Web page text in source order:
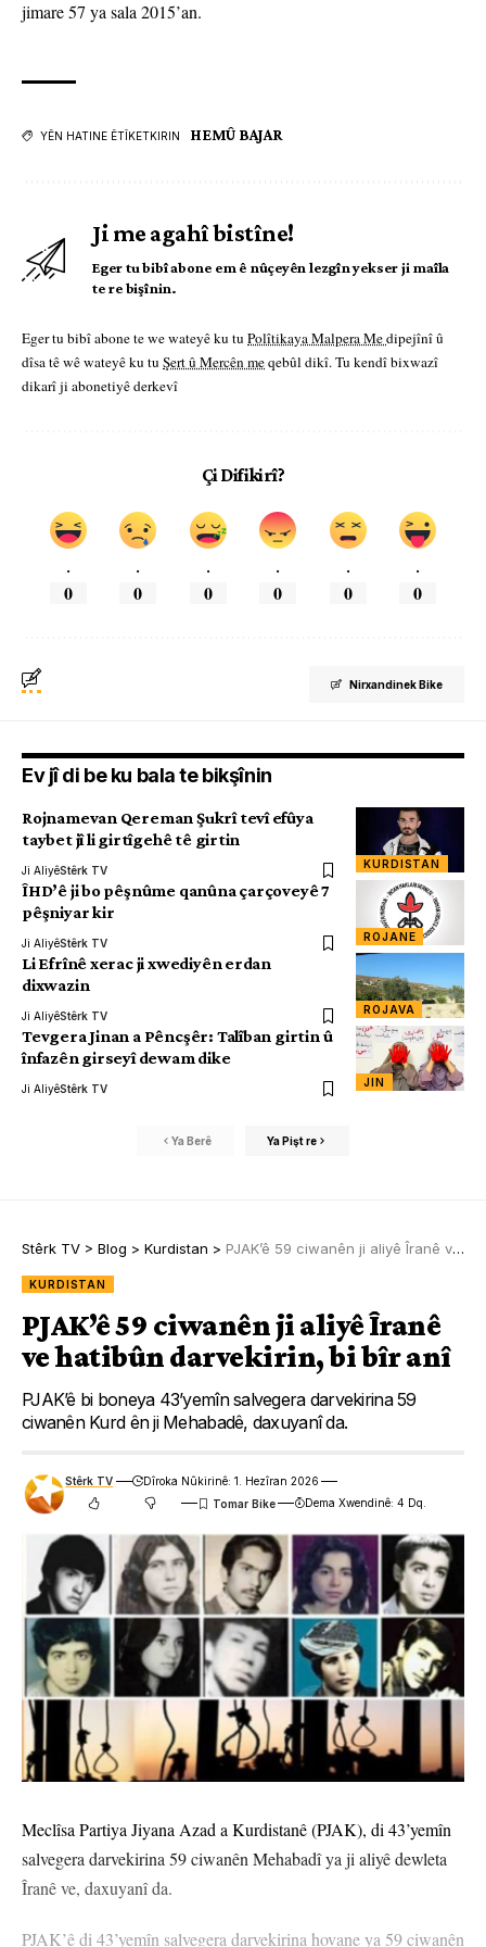
jimare 57 ya sala 2015’an.
YÊN HATINE ÊTÎKETKIRIN HEMÛ BAJAR
Ji me agahî bistîne!
Eger tu bibî abone em ê nûçeyên lezgîn yekser ji maîla
te re bişînin.
Eger tu bibî abone te we wateyê ku tu Polîtikaya Malpera Medipejînî û
dîsa tê wê wateyê ku tu Şert û Mercên meqebûl dikî. Tu kendî bixwazî
dikarî ji abonetiyê derkevî
Çi Difikirî?
.
0
.
0
.
0
.
0
.
0
.
0
Nirxandinek Bike
Ev jî di be ku bala te bikşînin
KURDISTAN
Rojnamevan Qereman Şukrî tevî efûya
taybet jî li girtîgehê tê girtin
Ji AliyêStêrk TV
ROJANE
ÎHD’ê ji bo pêşnûme qanûna çarçoveyê 7
pêşniyar kir
Ji AliyêStêrk TV
ROJAVA
Li Efrînê xerac ji xwediyên erdan
dixwazin
Ji AliyêStêrk TV
JIN
Tevgera Jinan a Pêncşêr: Talîban girtin û
înfazên girseyî dewam dike
Ji AliyêStêrk TV
Ya Berê Ya Pişt re
Stêrk TV > Blog > Kurdistan > PJAK’ê 59 ciwanên ji aliyê Îranê ve hatibûn darvekirin, bi bîr anî
KURDISTAN
PJAK’ê 59 ciwanên ji aliyê Îranê
ve hatibûn darvekirin, bi bîr anî
PJAK’ê bi boneya 43’yemîn salvegera darvekirina 59
ciwanên Kurd ên ji Mehabadê, daxuyanî da.
Stêrk TV
Dîroka Nûkirinê: 1. Hezîran 2026
Dema Xwendinê: 4 Dq.
Meclîsa Partiya Jiyana Azad a Kurdistanê (PJAK), di 43’yemîn
salvegera darvekirina 59 ciwanên Mehabadî ya ji aliyê dewleta
Îranê ve, daxuyanî da.
PJAK’ê di 43’yemîn salvegera darvekirina hovane ya 59 ciwanên